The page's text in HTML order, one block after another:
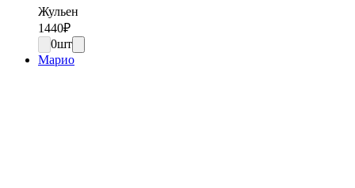
Жульен
1440₽
0шт
Марио